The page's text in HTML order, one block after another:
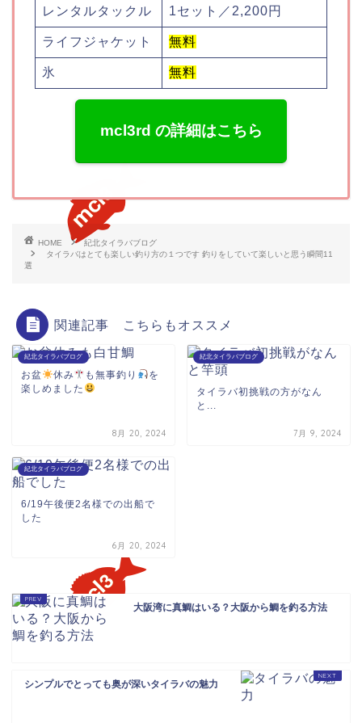
レンタルタックル 1セット／2,200円
ライフジャケット 無料
氷 無料
mcl3rd の詳細はこちら
HOME
紀北タイラバブログ
タイラバはとても楽しい釣り方の１つです 釣りをしていて楽しいと思う瞬間11
選
関連記事 こちらもオススメ
紀北タイラバブログ
お盆 休み も無事釣り
を
楽しめました
8月 20, 2024
紀北タイラバブログ
タイラバ初挑戦の方がなん
と...
7月 9, 2024
紀北タイラバブログ
6/19午後便2名様での出船で
した
6月 20, 2024
大阪湾に真鯛はいる？大阪から鯛を釣る方法
シンプルでとっても奥が深いタイラバの魅力